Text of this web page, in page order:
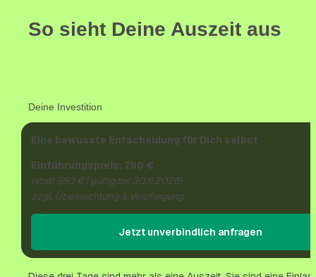
So sieht Deine Auszeit aus
Deine Investition
Eine bewusste Entscheidung für Dich selbst
Einführungspreis: 790 €
(statt 980 € | gültig bis 30.11.2026)
zzgl. Übernachtung & Verpflegung
Jetzt unverbindlich anfragen